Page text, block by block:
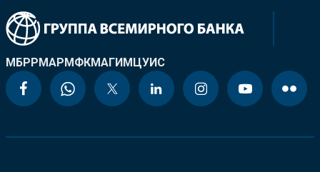
МБРРМАРМФКМАГИМЦУИС